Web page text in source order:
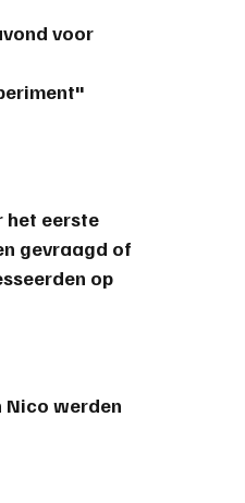
voor
het eerste
gevraagd of
op
Nico werden